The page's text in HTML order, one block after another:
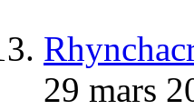
29 mars